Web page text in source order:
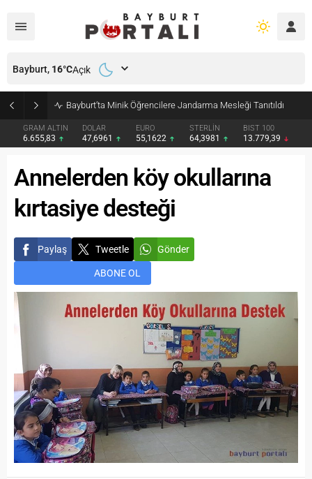
Bayburt’ta Minik Öğrencilere Jandarma Mesleği Tanıtıldı
GRAM ALTIN
6.655,83
DOLAR
47,6961
EURO
55,1622
STERLİN
64,3981
BIST 100
13.779,39
Bayburt, 16°CAçık
Annelerden köy okullarına
kırtasiye desteği
Paylaş Tweetle Gönder
ABONE OL